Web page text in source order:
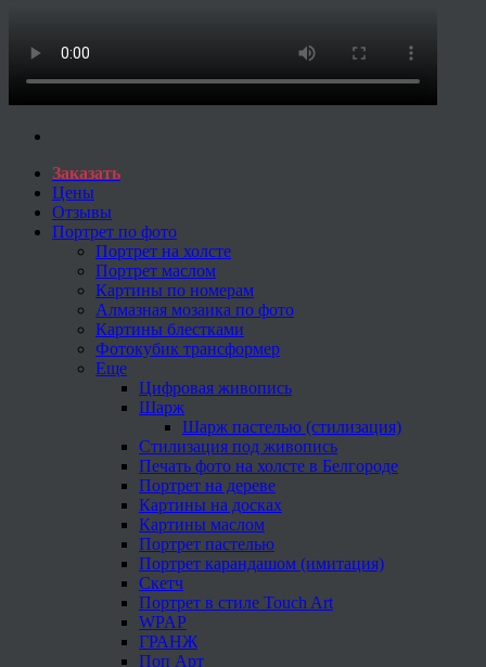
Заказать
Цены
Отзывы
Портрет по фото
Портрет на холсте
Портрет маслом
Картины по номерам
Алмазная мозаика по фото
Картины блестками
Фотокубик трансформер
Еще
Цифровая живопись
Шарж
Шарж пастелью (стилизация)
Стилизация под живопись
Печать фото на холсте в Белгороде
Портрет на дереве
Картины на досках
Картины маслом
Портрет пастелью
Портрет карандашом (имитация)
Скетч
Портрет в стиле Touch Art
WPAP
ГРАНЖ
Поп Арт